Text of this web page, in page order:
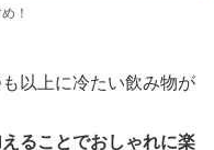
！
以上に冷たい飲み物が
ることでおしゃれに楽